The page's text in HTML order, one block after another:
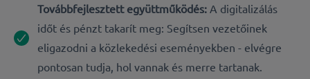
Továbbfejlesztett együttműködés: A digitalizálás
időt és pénzt takarít meg: Segítsen vezetőinek
eligazodni a közlekedési eseményekben - elvégre
pontosan tudja, hol vannak és merre tartanak.